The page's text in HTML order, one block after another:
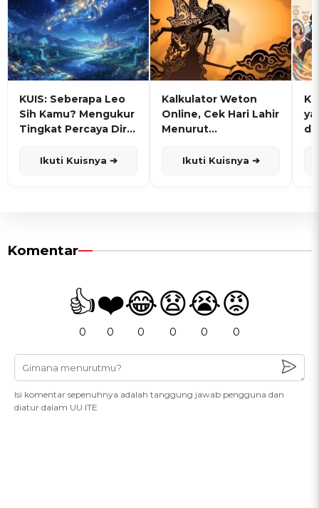
KUIS: Seberapa Leo
Sih Kamu? Mengukur
Tingkat Percaya Diri
Ikuti Kuisnya ➔
Kalkulator Weton
Online, Cek Hari Lahir
Menurut
Ikuti Kuisnya ➔
Komentar
👍
0
❤️
0
😂
0
😧
0
😭
0
😡
0
Isi komentar sepenuhnya adalah tanggung jawab pengguna dan
diatur dalam UU ITE